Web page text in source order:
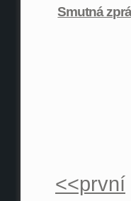
Smutná
<<první